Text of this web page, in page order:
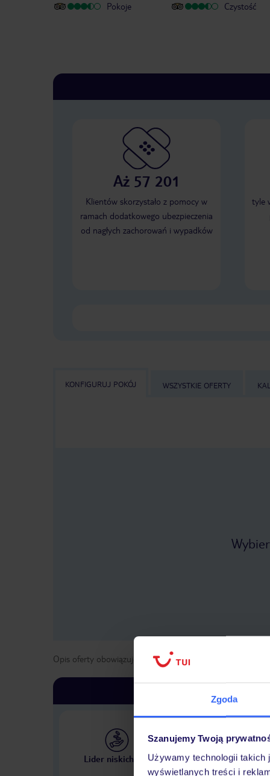
Zgoda
Szanujemy Twoją
Używamy technologii
wyświetlanych treści i
Pokoje
Czystość
Aż 57 201
Klientów skorzystało z pomocy w
ramach dodatkowego ubezpieczenia
od nagłych zachorowań i wypadków
tyle
KONFIGURUJ POKÓJ WSZYSTKIE OFERTY
Opis oferty obowiązuje dla wyjazdów w terminie
Lider niskich cen
Największe biuro
w Polsce